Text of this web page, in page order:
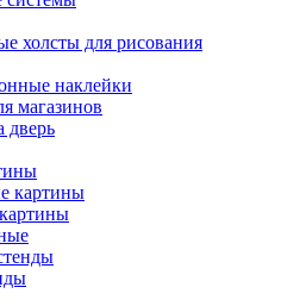
холсты для рисования
наклейки
магазинов
дверь
картины